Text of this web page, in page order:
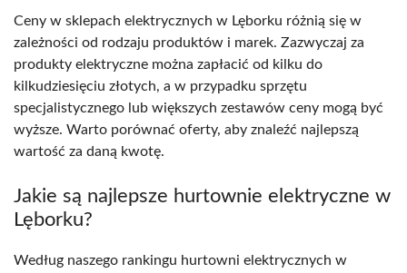
Ceny w sklepach elektrycznych w Lęborku różnią się w
zależności od rodzaju produktów i marek. Zazwyczaj za
produkty elektryczne można zapłacić od kilku do
kilkudziesięciu złotych, a w przypadku sprzętu
specjalistycznego lub większych zestawów ceny mogą być
wyższe. Warto porównać oferty, aby znaleźć najlepszą
wartość za daną kwotę.
Jakie są najlepsze hurtownie elektryczne w
Lęborku?
Według naszego rankingu hurtowni elektrycznych w